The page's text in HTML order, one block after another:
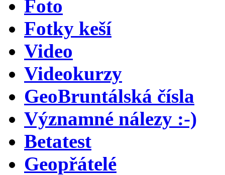
Foto
Fotky keší
Video
Videokurzy
GeoBruntálská čísla
Významné nálezy :-)
Betatest
Geopřátelé